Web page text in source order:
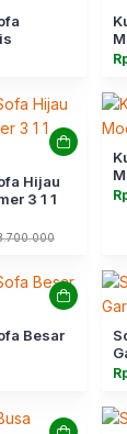
Hijau
3 1 1
Besar